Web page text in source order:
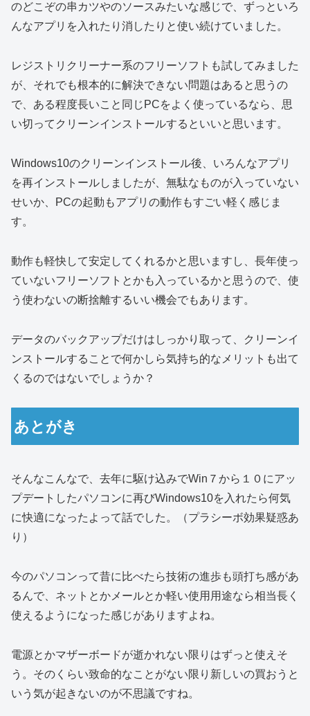
のどこぞの串カツやのソースみたいな感じで、ずっといろ
んなアプリを入れたり消したりと使い続けていました。
レジストリクリーナー系のフリーソフトも試してみました
が、それでも根本的に解決できない問題はあると思うの
で、ある程度長いこと同じPCをよく使っているなら、思
い切ってクリーンインストールするといいと思います。
Windows10のクリーンインストール後、いろんなアプリ
を再インストールしましたが、無駄なものが入っていない
せいか、PCの起動もアプリの動作もすごい軽く感じま
す。
動作も軽快して安定してくれるかと思いますし、長年使っ
ていないフリーソフトとかも入っているかと思うので、使
う使わないの断捨離するいい機会でもあります。
データのバックアップだけはしっかり取って、クリーンイ
ンストールすることで何かしら気持ち的なメリットも出て
くるのではないでしょうか？
あとがき
そんなこんなで、去年に駆け込みでWin７から１０にアッ
プデートしたパソコンに再びWindows10を入れたら何気
に快適になったよって話でした。（プラシーボ効果疑惑あ
り）
今のパソコンって昔に比べたら技術の進歩も頭打ち感があ
るんで、ネットとかメールとか軽い使用用途なら相当長く
使えるようになった感じがありますよね。
電源とかマザーボードが逝かれない限りはずっと使えそ
う。そのくらい致命的なことがない限り新しいの買おうと
いう気が起きないのが不思議ですね。